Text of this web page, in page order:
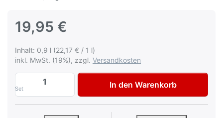
19,95 €
Inhalt: 0,9 l (22,17 € / 1 l)
inkl. MwSt. (19%), zzgl. Versandkosten
Set
AVO Autolack Lackspray-Set für
In den Warenkorb